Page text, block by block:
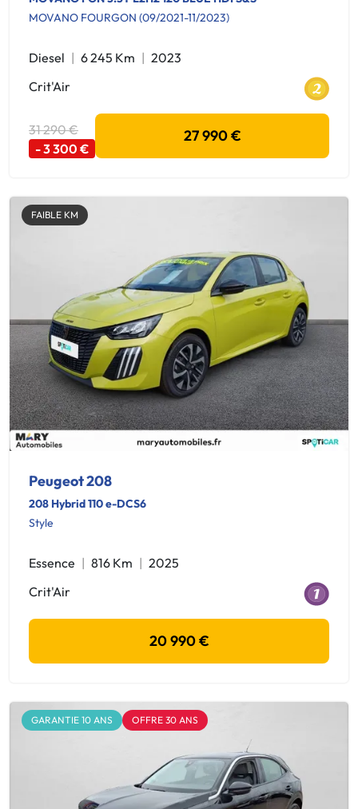
MOVANO FOURGON (09/2021-11/2023)
Diesel 6 245 Km
2023
Crit'Air
31 290 €
- 3 300 €
27 990 €
FAIBLE KM
Peugeot 208
208 Hybrid 110 e-DCS6
Style
Essence 816 Km
2025
Crit'Air
20 990 €
GARANTIE 10 ANS OFFRE 30 ANS